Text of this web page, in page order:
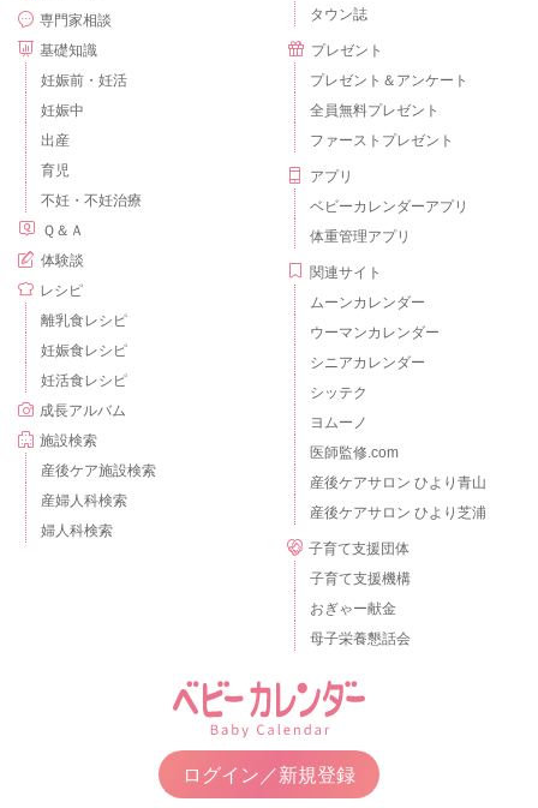
専門家相談
基礎知識
妊娠前・妊活
妊娠中
出産
育児
不妊・不妊治療
Ｑ＆Ａ
体験談
レシピ
離乳食レシピ
妊娠食レシピ
妊活食レシピ
成長アルバム
施設検索
産後ケア施設検索
産婦人科検索
婦人科検索
タウン誌
プレゼント
プレゼント＆アンケート
全員無料プレゼント
ファーストプレゼント
アプリ
ベビーカレンダーアプリ
体重管理アプリ
関連サイト
ムーンカレンダー
ウーマンカレンダー
シニアカレンダー
シッテク
ヨムーノ
医師監修.com
産後ケアサロン ひより青山
産後ケアサロン ひより芝浦
子育て支援団体
子育て支援機構
おぎゃー献金
母子栄養懇話会
ログイン／新規登録